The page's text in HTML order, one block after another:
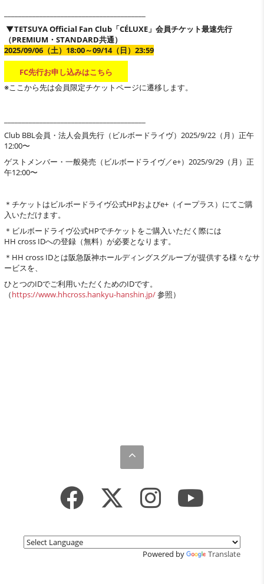
▼TETSUYA Official Fan Club「CÉLUXE」会員チケット最速先行
（PREMIUM・STANDARD共通）
2025/09/06（土）18:00～09/14（日）23:59
FC先行お申し込みはこちら
※ここから先は会員限定チケットページに遷移します。
Club BBL会員・法人会員先行（ビルボードライヴ）2025/9/22（月）正午
12:00〜
ゲストメンバー・一般発売（ビルボードライヴ／e+）2025/9/29（月）正
午12:00〜
＊チケットはビルボードライヴ公式HPおよびe+（イープラス）にてご購
入いただけます。
＊ビルボードライヴ公式HPでチケットをご購入いただく際には
HH cross IDへの登録（無料）が必要となります。
＊HH cross IDとは阪急阪神ホールディングスグループが提供する様々なサ
ービスを、
ひとつのIDでご利用いただくためのIDです。
（https://www.hhcross.hankyu-hanshin.jp/参照）
Powered by Translate